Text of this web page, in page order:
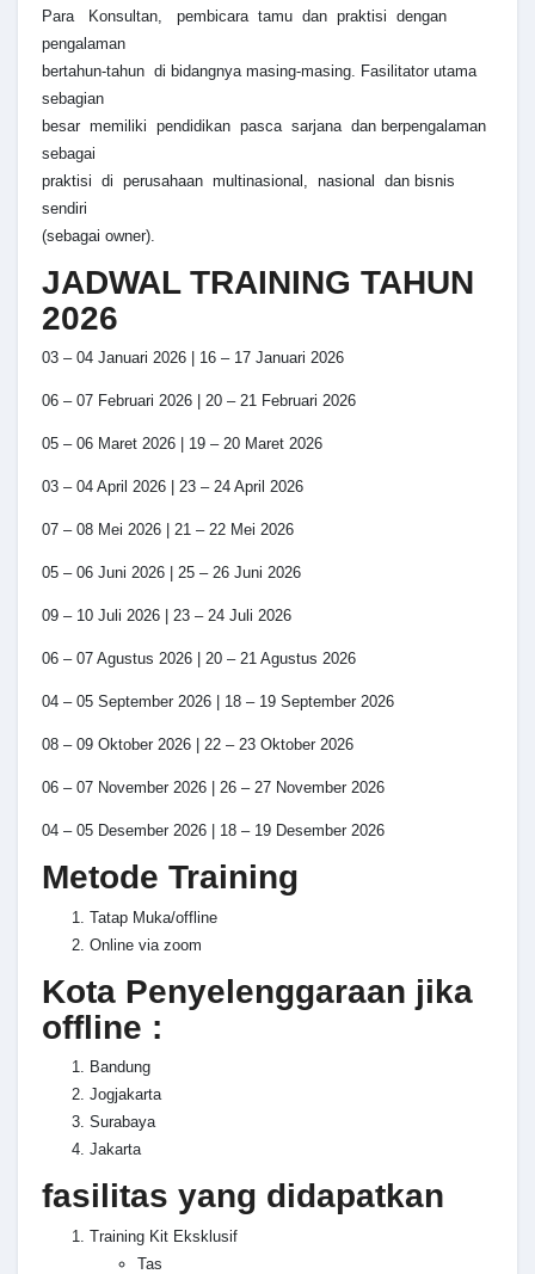
Para Konsultan, pembicara tamu dan praktisi dengan
pengalaman
bertahun-tahun di bidangnya masing-masing. Fasilitator utama
sebagian
besar memiliki pendidikan pasca sarjana dan berpengalaman
sebagai
praktisi di perusahaan multinasional, nasional dan bisnis
sendiri
(sebagai owner).
JADWAL TRAINING TAHUN
2026
03 – 04 Januari 2026 | 16 – 17 Januari 2026
06 – 07 Februari 2026 | 20 – 21 Februari 2026
05 – 06 Maret 2026 | 19 – 20 Maret 2026
03 – 04 April 2026 | 23 – 24 April 2026
07 – 08 Mei 2026 | 21 – 22 Mei 2026
05 – 06 Juni 2026 | 25 – 26 Juni 2026
09 – 10 Juli 2026 | 23 – 24 Juli 2026
06 – 07 Agustus 2026 | 20 – 21 Agustus 2026
04 – 05 September 2026 | 18 – 19 September 2026
08 – 09 Oktober 2026 | 22 – 23 Oktober 2026
06 – 07 November 2026 | 26 – 27 November 2026
04 – 05 Desember 2026 | 18 – 19 Desember 2026
Metode Training
Tatap Muka/offline
Online via zoom
Kota Penyelenggaraan jika
offline :
Bandung
Jogjakarta
Surabaya
Jakarta
fasilitas yang didapatkan
Training Kit Eksklusif
Tas